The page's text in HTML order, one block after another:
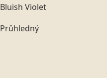
Bluish Violet
Průhledný